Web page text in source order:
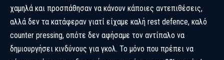
χαμηλά και προσπάθησαν να κάνουν κάποιες αντεπιθέσεις,
αλλά δεν τα κατάφεραν γιατί είχαμε καλή rest defence, καλό
counter pressing, οπότε δεν αφήσαμε τον αντίπαλο να
δημιουργήσει κινδύνους για γκολ. Το μόνο που πρέπει να